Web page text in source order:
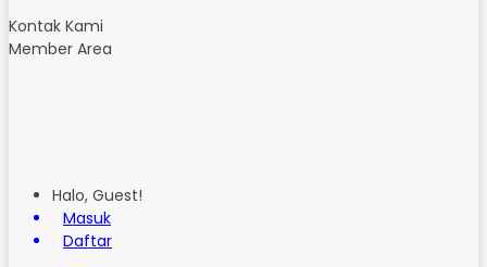
Kontak Kami
Member Area
Halo, Guest!
Masuk
Daftar